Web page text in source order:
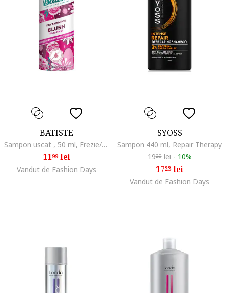
BATISTE
Sampon uscat , 50 ml, Frezie/Tuberoza
1199lei
Vandut de Fashion Days
SYOSS
Sampon 440 ml, Repair Therapy
1920lei - 10%
1723lei
Vandut de Fashion Days